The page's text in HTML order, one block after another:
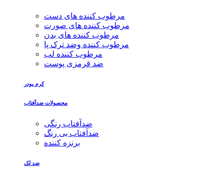
مرطوب کننده های دست
مرطوب کننده های صورت
مرطوب کننده های بدن
مرطوب کننده وضد ترک پا
مرطوب کننده لب
ضد قرمزی پوست
کرم پودر
محصولات ضدآفتاب
ضدآفتاب رنگی
ضدآفتاب بی رنگ
برنزه کننده
ضد لک